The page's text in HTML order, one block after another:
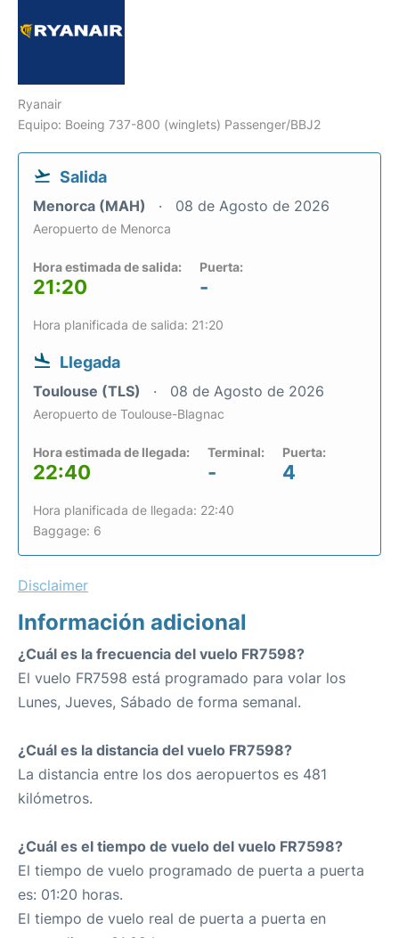
Ryanair
Equipo: Boeing 737-800 (winglets) Passenger/BBJ2
Salida
Menorca (MAH) 08 de Agosto de 2026
Aeropuerto de Menorca
Hora estimada de salida:
21:20
Puerta:
-
Hora planificada de salida: 21:20
Llegada
Toulouse (TLS) 08 de Agosto de 2026
Aeropuerto de Toulouse-Blagnac
Hora estimada de llegada:
22:40
Terminal:
-
Puerta:
4
Hora planificada de llegada: 22:40
Baggage: 6
Disclaimer
Información adicional
¿Cuál es la frecuencia del vuelo FR7598?
El vuelo FR7598 está programado para volar los
Lunes, Jueves, Sábado de forma semanal.
¿Cuál es la distancia del vuelo FR7598?
La distancia entre los dos aeropuertos es 481
kilómetros.
¿Cuál es el tiempo de vuelo del vuelo FR7598?
El tiempo de vuelo programado de puerta a puerta
es: 01:20 horas.
El tiempo de vuelo real de puerta a puerta en